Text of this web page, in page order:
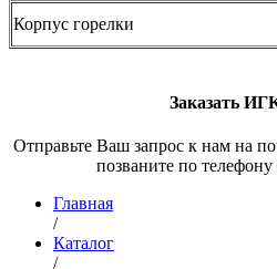
Корпус горелки
Заказать
Отправьте Ваш запрос к нам на
позваните по
Главная
/
Каталог
/